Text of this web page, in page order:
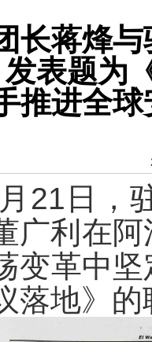
长蒋烽
发表题为
进全球
21日，
广利在
变革中
落地》